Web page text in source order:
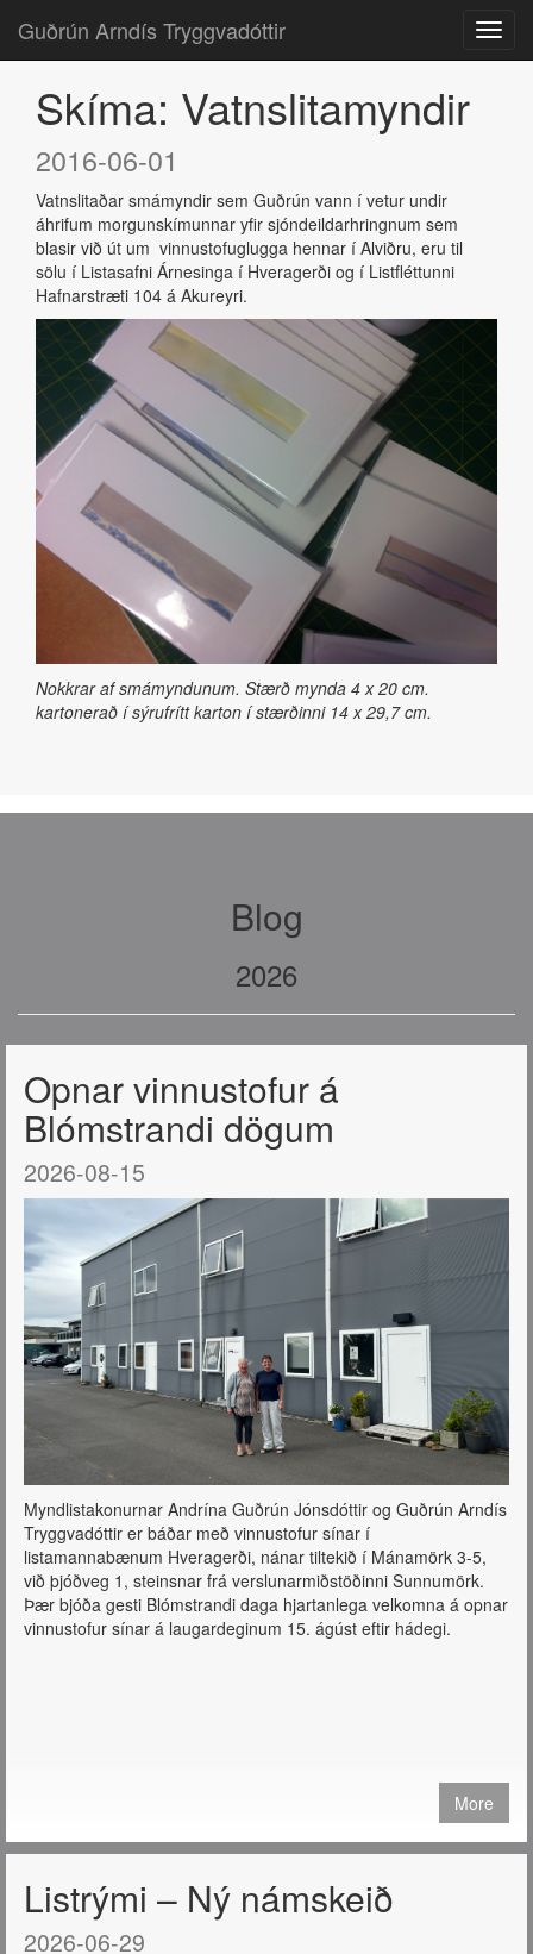
Guðrún Arndís Tryggvadóttir
Skíma: Vatnslitamyndir
2016-06-01
Vatnslitaðar smámyndir sem Guðrún vann í vetur undir
áhrifum morgunskímunnar yfir sjóndeildarhringnum sem
blasir við út um vinnustofuglugga hennar í Alviðru, eru til
sölu í Listasafni Árnesinga í Hveragerði og í Listfléttunni
Hafnarstræti 104 á Akureyri.
Nokkrar af smámyndunum. Stærð mynda 4 x 20 cm.
kartonerað í sýrufrítt karton í stærðinni 14 x 29,7 cm.
Blog
2026
Opnar vinnustofur á
Blómstrandi dögum
2026-08-15
Myndlistakonurnar Andrína Guðrún Jónsdóttir og Guðrún Arndís
Tryggvadóttir er báðar með vinnustofur sínar í
listamannabænum Hveragerði, nánar tiltekið í Mánamörk 3-5,
við þjóðveg 1, steinsnar frá verslunarmiðstöðinni Sunnumörk.
Þær bjóða gesti Blómstrandi daga hjartanlega velkomna á opnar
vinnustofur sínar á laugardeginum 15. ágúst eftir hádegi.
More
Listrými – Ný námskeið
2026-06-29